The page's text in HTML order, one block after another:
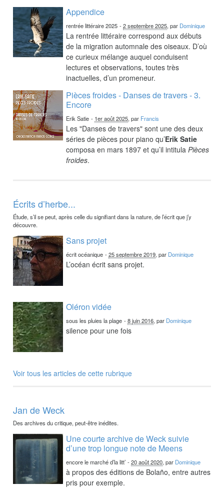
Appendice
rentrée littéraire 2025 -2 septembre 2025, par Dominique
La rentrée littéraire correspond aux débuts
de la migration automnale des oiseaux. D’où
ce curieux mélange auquel conduisent
lectures et observations, toutes très
inactuelles, d’un promeneur.
Pièces froides - Danses de travers - 3.
Encore
Erik Satie - 1er août 2025, par Francis
Les "Danses de travers" sont une des deux
séries de pièces pour piano qu’Erik Satie
composa en mars 1897 et qu’il intitulaPièces
froides.
Écrits d’herbe...
Étude, s’il se peut, après celle du signifiant dans la nature, de l’écrit que j’y
découvre.
Sans projet
écrit océanique -25 septembre 2019, par Dominique
L’océan écrit sans projet.
Oléron vidée
sous les pluies la plage -8 juin 2016, par Dominique
silence pour une fois
Voir tous les articles de cette rubrique
Jan de Weck
Des archives du critique, peut-être inédites.
Une courte archive de Weck suivie
d’une trop longue note de Meens
encore le marché d’la litt’ -20 août 2020, par Dominique
à propos des éditions de Bolaño, entre autres
pris pour exemple.